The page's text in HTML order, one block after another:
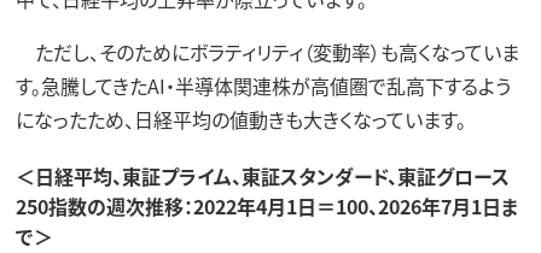
ただし、そのためにボラティリティ（変動率）も高くなっていま
す。急騰してきたAI・半導体関連株が高値圏で乱高下するよう
になったため、日経平均の値動きも大きくなっています。
＜日経平均、東証プライム、東証スタンダード、東証グロース
250指数の週次推移：2022年4月1日＝100、2026年7月1日ま
で＞